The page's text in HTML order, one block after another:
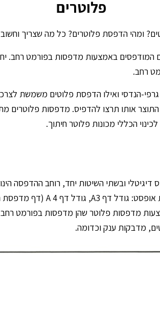
פלוטרים
ומהי הדפסת פלוטרים? כל מה שצריך
באמצעות מדפסות בפורמט רחב.
רחב.
הנדסי ואילו הדפסת פלוטים משמשת
אותו תרצו להדפיס. מדפסות פלוטרים
הכללי מכונות פלוטר חיתוך.
ובשתי השיטות יחד, רוחב ההדפסה
מדפסות פלוטר שהן מדפסות בפורמט רחב.
מדבקות ענק וכדומה.